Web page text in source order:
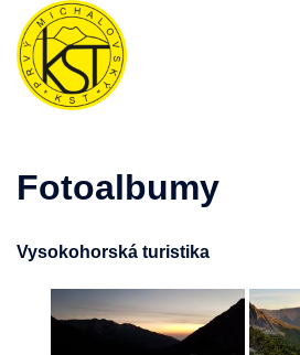
Preskočiť
obsah
Fotoalbumy
Vysokohorská turistika